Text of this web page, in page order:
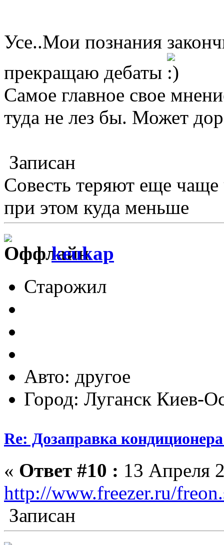
Усе..Мои познания
прекращаю дебаты
Самое главное свое
туда не лез бы. Может
Записан
Совесть теряют еще
при этом куда меньше
keukap
Старожил
Авто: другое
Город: Луганск Киев-
Re: Дозаправка
« Ответ #10 : 13 Апреля
http://www.freezer.ru/
Записан